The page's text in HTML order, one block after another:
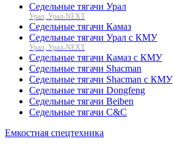
Седельные тягачи Урал
Урал, Урал-NEXT
Седельные тягачи Камаз
Седельные тягачи Урал с КМУ
Урал, Урал-NEXT
Седельные тягачи Камаз с КМУ
Седельные тягачи Shacman
Седельные тягачи Shacman с КМУ
Седельные тягачи Dongfeng
Седельные тягачи Beiben
Седельные тягачи C&C
Емкостная спецтехника